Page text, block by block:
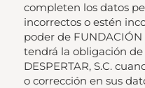
completen los datos
incorrectos o estén
poder de FUNDACIÓN
tendrá la obligación
DESPERTAR, S.C.
o corrección en sus